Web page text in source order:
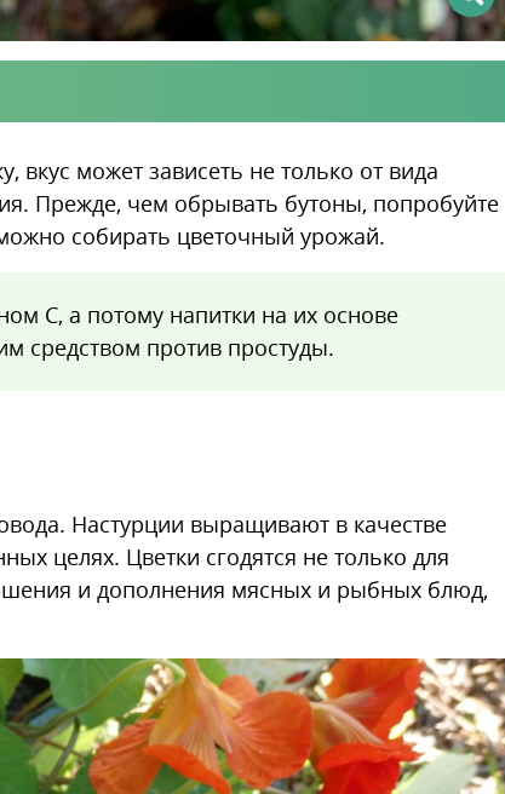
вкус может зависеть не только от вида
Прежде, чем обрывать бутоны, попробуйте
собирать цветочный урожай.
С, а потому напитки на их основе
средством против простуды.
Настурции выращивают в качестве
целях. Цветки сгодятся не только для
и дополнения мясных и рыбных блюд,